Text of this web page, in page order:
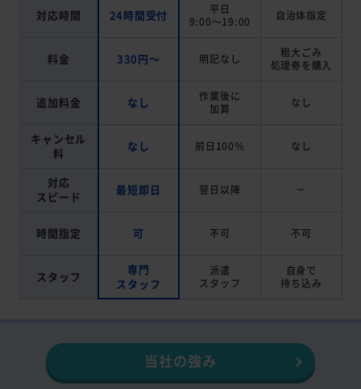
対応時間 24時間受付
平日
9:00～19:00
自治体指定
料金 330円～ 明記なし
粗大ごみ
処理券を 購入
追加料金 なし
作業後に
加算
なし
キャンセル
料
なし 前日100％ なし
対応
スピード
最短即日 翌日以降 －
時間指定 可 不可 不可
スタッフ
専門
スタッフ
派遣
スタッフ
自身で
持ち込み
当社の強み